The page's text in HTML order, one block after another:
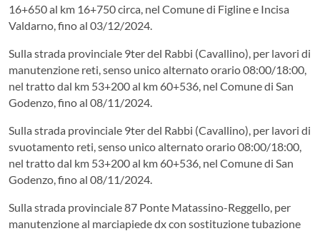
16+650 al km 16+750 circa, nel Comune di Figline e Incisa
Valdarno, fino al 03/12/2024.
Sulla strada provinciale 9ter del Rabbi (Cavallino), per lavori di
manutenzione reti, senso unico alternato orario 08:00/18:00,
nel tratto dal km 53+200 al km 60+536, nel Comune di San
Godenzo, fino al 08/11/2024.
Sulla strada provinciale 9ter del Rabbi (Cavallino), per lavori di
svuotamento reti, senso unico alternato orario 08:00/18:00,
nel tratto dal km 53+200 al km 60+536, nel Comune di San
Godenzo, fino al 08/11/2024.
Sulla strada provinciale 87 Ponte Matassino-Reggello, per
manutenzione al marciapiede dx con sostituzione tubazione